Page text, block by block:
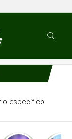
específico